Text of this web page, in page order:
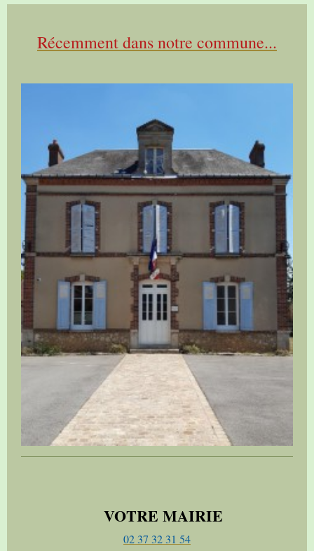
Récemment dans notre commune...
VOTRE MAIRIE
02 37 32 31 54